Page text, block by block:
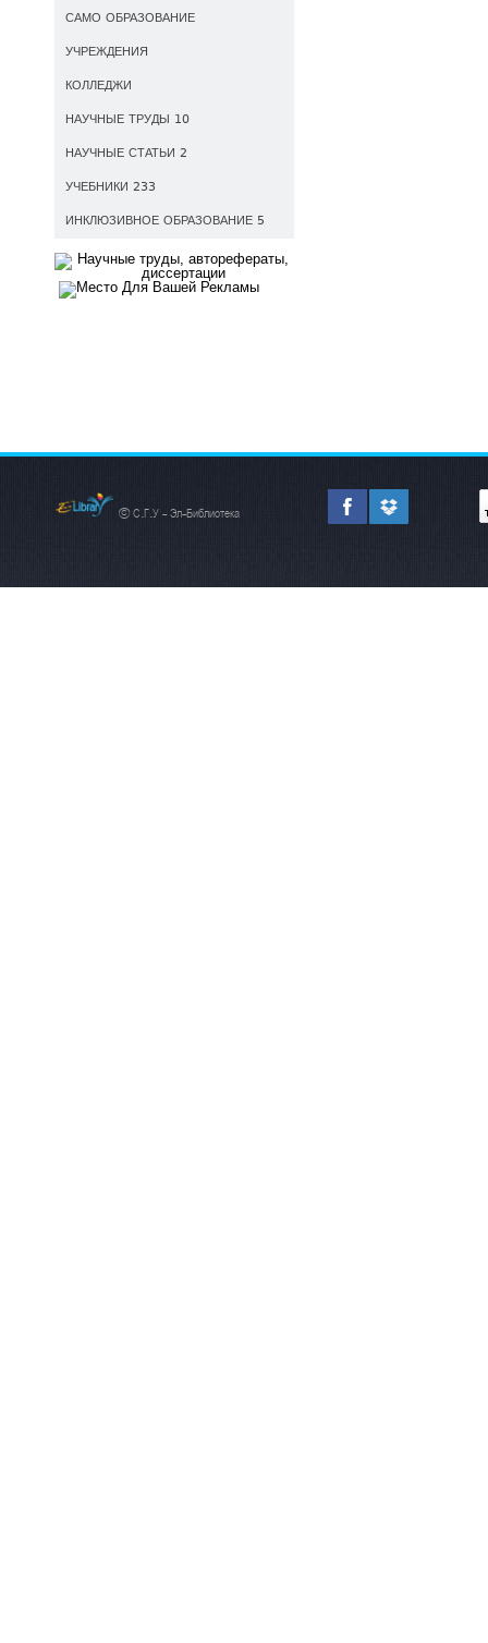
САМО ОБРАЗОВАНИЕ
УЧРЕЖДЕНИЯ
КОЛЛЕДЖИ
НАУЧНЫЕ ТРУДЫ 10
НАУЧНЫЕ СТАТЬИ 2
УЧЕБНИКИ 233
ИНКЛЮЗИВНОЕ ОБРАЗОВАНИЕ 5
© С.Г.У - Эл-Библиотека